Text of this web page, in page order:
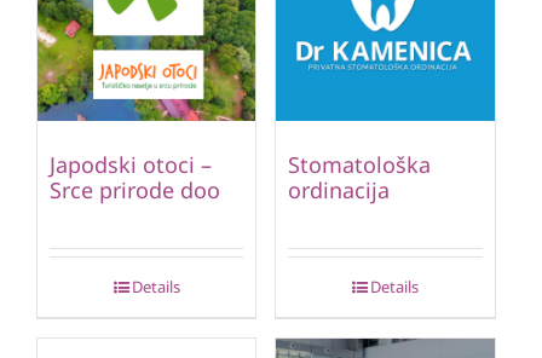
Japodski otoci –
Srce prirode doo
Details
Stomatološka
ordinacija
Details